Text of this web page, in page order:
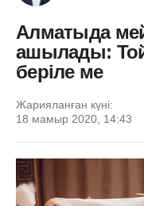
Алматыда
ашылады: Той
беріле ме
Жарияланған күні:
18 мамыр 2020, 14:43